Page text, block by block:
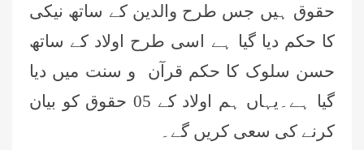
حقوق ہیں جس طرح والدین کے ساتھ نیکی
کا حکم دیا گیا ہے اسی طرح اولاد کے ساتھ
حسن سلوک کا حکم قرآن و سنت میں دیا
گیا ہے۔یہاں ہم اولاد کے 05 حقوق کو بیان
کرنے کی سعی کریں گے۔